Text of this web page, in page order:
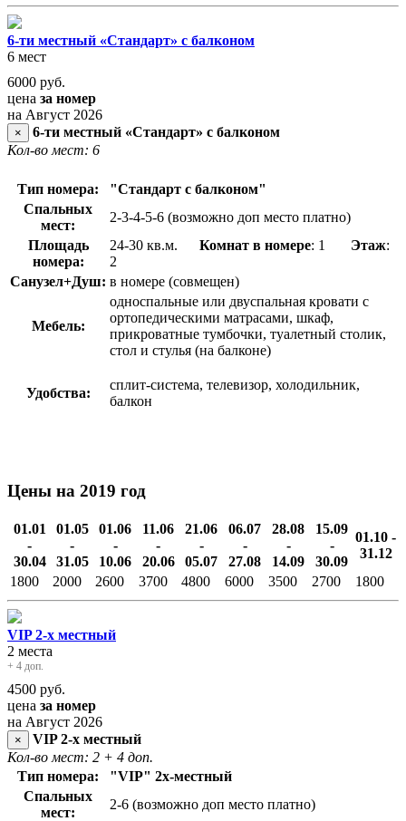
6-ти местный «Стандарт» с балконом
6 мест
6000 руб.
цена за номер
на Август 2026
×
6-ти местный «Стандарт» с балконом
Кол-во мест: 6
Тип номера:
"Стандарт с балконом"
Спальных
мест:
2-3-4-5-6 (возможно доп место платно)
Площадь
номера:
24-30 кв.м. Комнат в номере: 1 Этаж:
2
Санузел+Душ: в номере (совмещен)
Мебель:
односпальные или двуспальная кровати с
ортопедическими матрасами, шкаф,
прикроватные тумбочки, туалетный столик,
стол и стулья (на балконе)
Удобства:
сплит-система, телевизор, холодильник,
балкон
Цены на 2019 год
01.01
-
30.04
01.05
-
31.05
01.06
-
10.06
11.06
-
20.06
21.06
-
05.07
06.07
-
27.08
28.08
-
14.09
15.09
-
30.09
01.10 -
31.12
1800
2000 2600 3700 4800 6000 3500 2700 1800
VIP 2-х местный
2 места
+ 4 доп.
4500 руб.
цена за номер
на Август 2026
×
VIP 2-х местный
Кол-во мест: 2 + 4 доп.
Тип номера:
"VIP" 2х-местный
Спальных
мест:
2-6 (возможно доп место платно)